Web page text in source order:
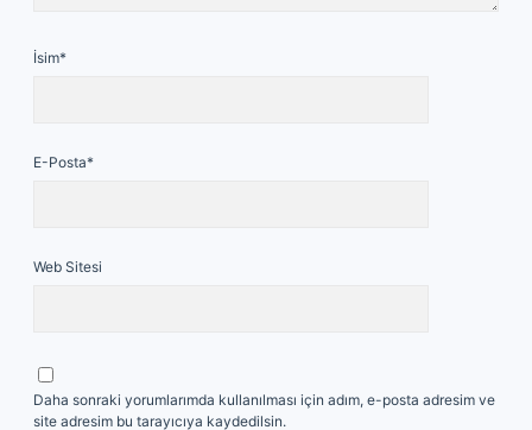
İsim*
E-Posta*
Web Sitesi
Daha sonraki yorumlarımda kullanılması için adım, e-posta adresim ve
site adresim bu tarayıcıya kaydedilsin.